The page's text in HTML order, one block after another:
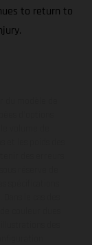
to return to